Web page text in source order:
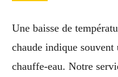
Une baisse de
chaude indique
chauffe-eau. Notre